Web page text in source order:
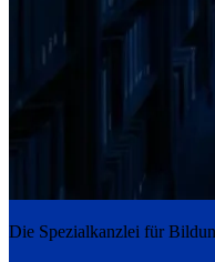
Die Spezialkanzlei für